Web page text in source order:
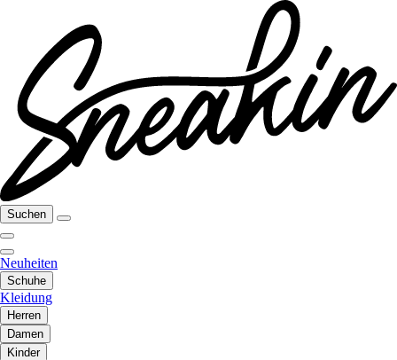
Suchen
Neuheiten
Schuhe
Kleidung
Herren
Damen
Kinder